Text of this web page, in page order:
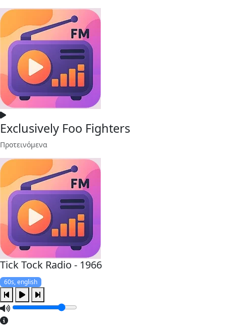
Exclusively Foo Fighters
Προτεινόμενα
Tick Tock Radio - 1966
60s, english